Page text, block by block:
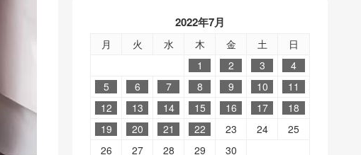
2022年7月
月 火 水 木 金 土
日
1
2 3
4
5
6 7 8 9 10
11
12
13 14 15 16 17
18
19
20 21 22 23 24
25
26
27 28 29
30